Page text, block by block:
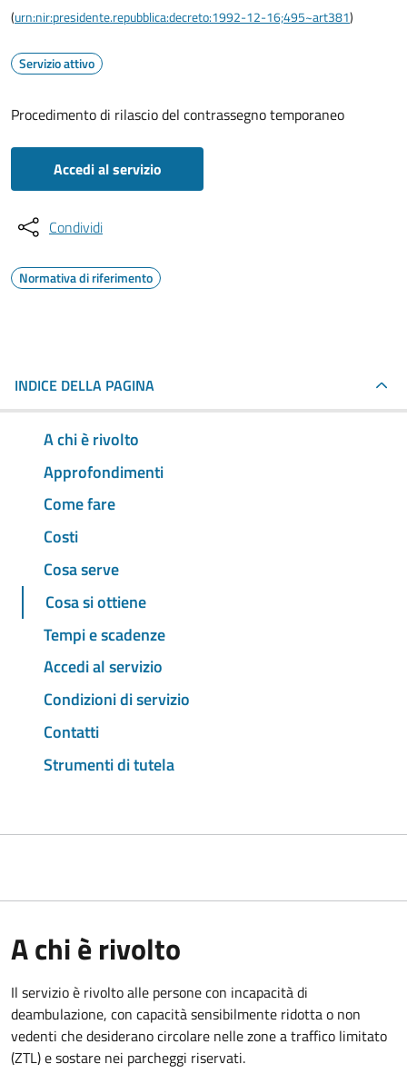
(urn:nir:presidente.repubblica:decreto:1992-12-16;495~art381)
Servizio attivo
Procedimento di rilascio del contrassegno temporaneo
Accedi al servizio
Condividi
Normativa di riferimento
INDICE DELLA PAGINA
A chi è rivolto
Approfondimenti
Come fare
Costi
Cosa serve
Cosa si ottiene
Tempi e scadenze
Accedi al servizio
Condizioni di servizio
Contatti
Strumenti di tutela
A chi è rivolto
Il servizio è rivolto alle persone con incapacità di
deambulazione, con capacità sensibilmente ridotta o non
vedenti che desiderano circolare nelle zone a traffico limitato
(ZTL) e sostare nei parcheggi riservati.